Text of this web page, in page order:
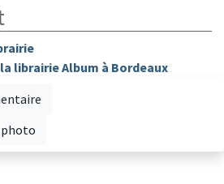
librairie Album à Bordeaux
cette librairie
de cette librairie
photo